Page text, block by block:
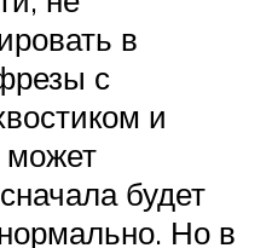
в
с
и
может
будет
Но в